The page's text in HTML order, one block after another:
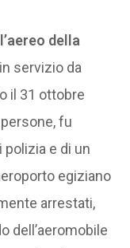
della
in servizio da
il 31 ottobre
fu
polizia e di un
egiziano
arrestati,
dell’aeromobile